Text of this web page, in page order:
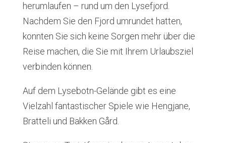
herumlaufen – rund um den Lysefjord.
Nachdem Sie den Fjord umrundet hatten,
konnten Sie sich keine Sorgen mehr über die
Reise machen, die Sie mit Ihrem Urlaubsziel
verbinden können.
Auf dem Lysebotn-Gelände gibt es eine
Vielzahl fantastischer Spiele wie Hengjane,
Bratteli und Bakken Gård.